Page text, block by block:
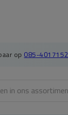
op 085-4017152